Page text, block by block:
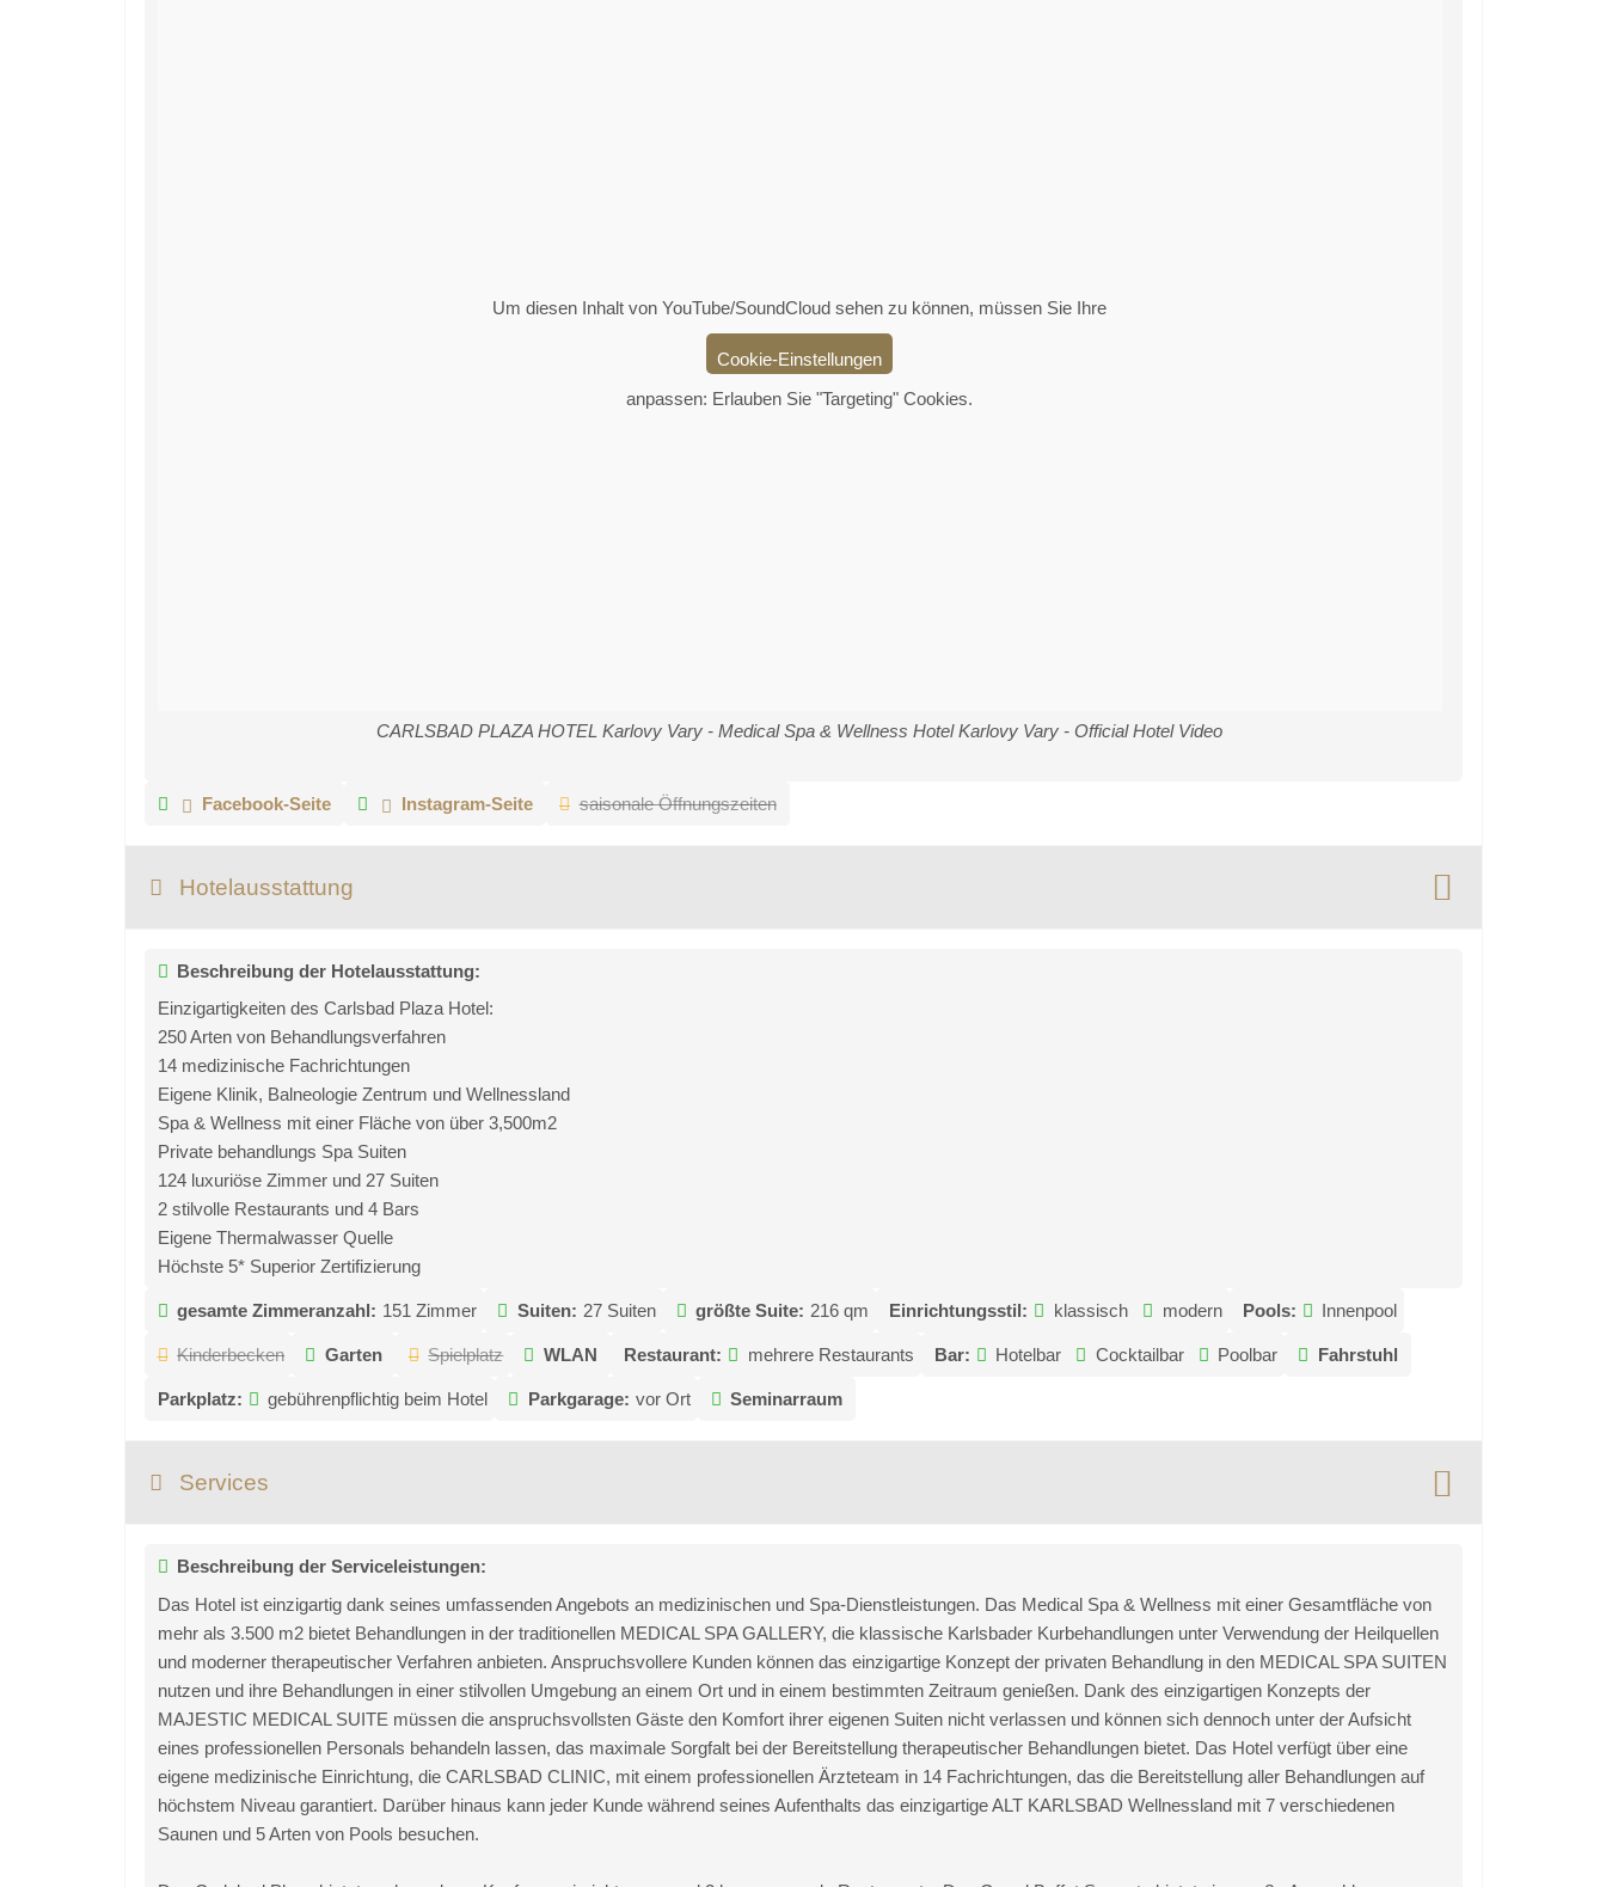
Um diesen Inhalt von YouTube/SoundCloud sehen zu können, müssen Sie Ihre
Cookie-Einstellungen
anpassen: Erlauben Sie "Targeting" Cookies.
CARLSBAD PLAZA HOTEL Karlovy Vary - Medical Spa & Wellness Hotel Karlovy Vary - Official Hotel Video
Facebook-Seite Instagram-Seite saisonale Öffnungszeiten
Hotelausstattung
Beschreibung der Hotelausstattung:
Einzigartigkeiten des Carlsbad Plaza Hotel:
250 Arten von Behandlungsverfahren
14 medizinische Fachrichtungen
Eigene Klinik, Balneologie Zentrum und Wellnessland
Spa & Wellness mit einer Fläche von über 3,500m2
Private behandlungs Spa Suiten
124 luxuriöse Zimmer und 27 Suiten
2 stilvolle Restaurants und 4 Bars
Eigene Thermalwasser Quelle
Höchste 5* Superior Zertifizierung
gesamte Zimmeranzahl: 151 Zimmer Suiten: 27 Suiten größte Suite: 216 qm Einrichtungsstil: klassisch modern Pools: Innenpool
Kinderbecken Garten Spielplatz WLAN Restaurant: mehrere Restaurants Bar: Hotelbar Cocktailbar Poolbar Fahrstuhl
Parkplatz: gebührenpflichtig beim Hotel Parkgarage: vor Ort Seminarraum
Services
Beschreibung der Serviceleistungen:
Das Hotel ist einzigartig dank seines umfassenden Angebots an medizinischen und Spa-Dienstleistungen. Das Medical Spa & Wellness mit einer Gesamtfläche von
mehr als 3.500 m2 bietet Behandlungen in der traditionellen MEDICAL SPA GALLERY, die klassische Karlsbader Kurbehandlungen unter Verwendung der Heilquellen
und moderner therapeutischer Verfahren anbieten. Anspruchsvollere Kunden können das einzigartige Konzept der privaten Behandlung in den MEDICAL SPA SUITEN
nutzen und ihre Behandlungen in einer stilvollen Umgebung an einem Ort und in einem bestimmten Zeitraum genießen. Dank des einzigartigen Konzepts der
MAJESTIC MEDICAL SUITE müssen die anspruchsvollsten Gäste den Komfort ihrer eigenen Suiten nicht verlassen und können sich dennoch unter der Aufsicht
eines professionellen Personals behandeln lassen, das maximale Sorgfalt bei der Bereitstellung therapeutischer Behandlungen bietet. Das Hotel verfügt über eine
eigene medizinische Einrichtung, die CARLSBAD CLINIC, mit einem professionellen Ärzteteam in 14 Fachrichtungen, das die Bereitstellung aller Behandlungen auf
höchstem Niveau garantiert. Darüber hinaus kann jeder Kunde während seines Aufenthalts das einzigartige ALT KARLSBAD Wellnessland mit 7 verschiedenen
Saunen und 5 Arten von Pools besuchen.